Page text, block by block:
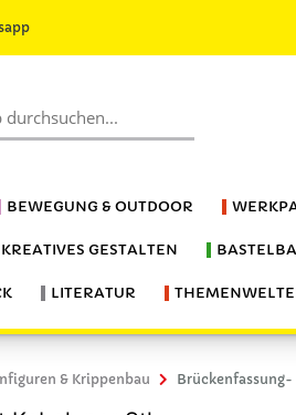
BEWEGUNG & OUTDOOR
KREATIVES GESTALTEN
LITERATUR
& Krippenbau Brückenfassung-